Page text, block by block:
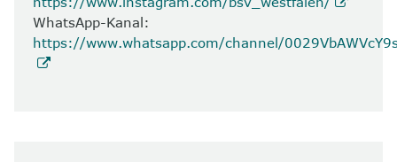
WhatsApp-Kanal:
https://www.whatsapp.com/channel/